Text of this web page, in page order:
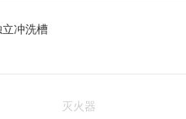
冲洗槽
灭火器